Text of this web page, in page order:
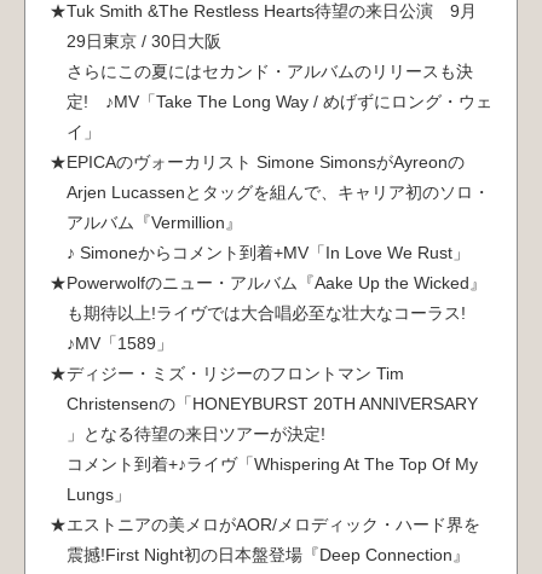
Tuk Smith &The Restless Hearts待望の来日公演 9月
29日東京 / 30日大阪
さらにこの夏にはセカンド・アルバムのリリースも決
定! ♪MV「Take The Long Way / めげずにロング・ウェ
イ」
EPICAのヴォーカリスト Simone SimonsがAyreonの
Arjen Lucassenとタッグを組んで、キャリア初のソロ・
アルバム『Vermillion』
♪ Simoneからコメント到着+MV「In Love We Rust」
Powerwolfのニュー・アルバム『Aake Up the Wicked』
も期待以上!ライヴでは大合唱必至な壮大なコーラス!
♪MV「1589」
ディジー・ミズ・リジーのフロントマン Tim
Christensenの「HONEYBURST 20TH ANNIVERSARY
」となる待望の来日ツアーが決定!
コメント到着+♪ライヴ「Whispering At The Top Of My
Lungs」
エストニアの美メロがAOR/メロディック・ハード界を
震撼!First Night初の日本盤登場『Deep Connection』